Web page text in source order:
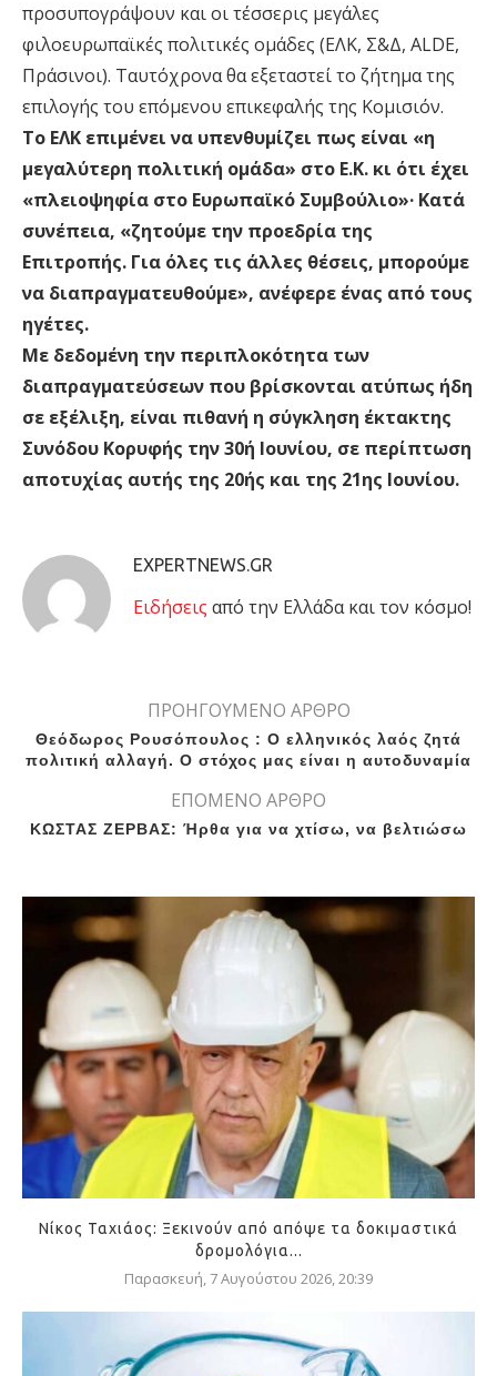
προσυπογράψουν και οι τέσσερις μεγάλες
φιλοευρωπαϊκές πολιτικές ομάδες (ΕΛΚ, Σ&Δ, ALDE,
Πράσινοι). Ταυτόχρονα θα εξεταστεί το ζήτημα της
επιλογής του επόμενου επικεφαλής της Κομισιόν.
Το ΕΛΚ επιμένει να υπενθυμίζει πως είναι «η
μεγαλύτερη πολιτική ομάδα» στο Ε.Κ. κι ότι έχει
«πλειοψηφία στο Ευρωπαϊκό Συμβούλιο»· Κατά
συνέπεια, «ζητούμε την προεδρία της
Επιτροπής. Για όλες τις άλλες θέσεις, μπορούμε
να διαπραγματευθούμε», ανέφερε ένας από τους
ηγέτες.
Με δεδομένη την περιπλοκότητα των
διαπραγματεύσεων που βρίσκονται ατύπως ήδη
σε εξέλιξη, είναι πιθανή η σύγκληση έκτακτης
Συνόδου Κορυφής την 30ή Ιουνίου, σε περίπτωση
αποτυχίας αυτής της 20ής και της 21ης Ιουνίου.
EXPERTNEWS.GR
Eιδήσεις από την Ελλάδα και τον κόσμο!
ΠΡΟΗΓΟΥΜΕΝΟ ΑΡΘΡΟ
Θεόδωρος Ρουσόπουλος : Ο ελληνικός λαός ζητά
πολιτική αλλαγή. Ο στόχος μας είναι η αυτοδυναμία
ΕΠΟΜΕΝΟ ΑΡΘΡΟ
ΚΩΣΤΑΣ ΖΕΡΒΑΣ: Ήρθα για να χτίσω, να βελτιώσω
Νίκος Ταχιάος: Ξεκινούν από απόψε τα δοκιμαστικά
δρομολόγια...
Παρασκευή, 7 Αυγούστου 2026, 20:39